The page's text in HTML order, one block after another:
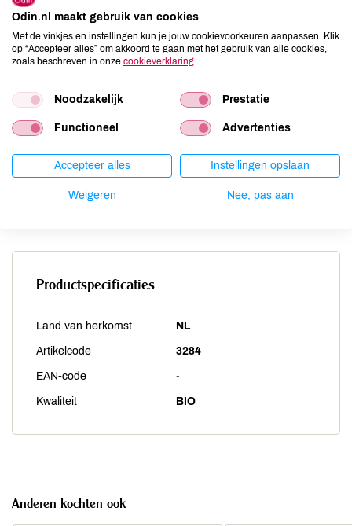
Lactose
Mosterd
niet aanwezig
niet aanwezig
Schaaldieren
niet aanwezig
Selderij
aanwezig
Sesam
niet aanwezig
Vis
niet aanwezig
Weekdieren
niet aanwezig
Productspecificaties
Land van herkomst NL
Artikelcode 3284
EAN-code -
Kwaliteit BIO
Anderen kochten ook
Odin.nl maakt gebruik van cookies
Met de vinkjes en instellingen kun je jouw cookievoorkeuren aanpassen. Klik
op “Accepteer alles” om akkoord te gaan met het gebruik van alle cookies,
zoals beschreven in onze cookieverklaring
Noodzakelijk Prestatie
Functioneel Advertenties
Accepteer alles Instellingen opslaan
Weigeren Nee, pas aan